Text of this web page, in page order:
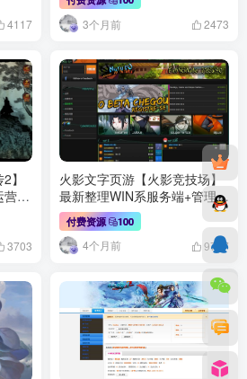
4117
细搭建教程+全套源码
3个月前 2473
】
营管
3703
火影文字页游【火影竞技场】
最新整理WIN系服务端+管理后
台+详细搭建教程
付费资源 100
4个月前 9757